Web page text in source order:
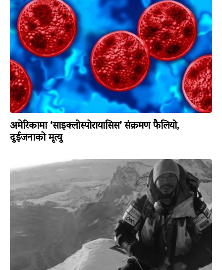
अमेरिकामा ‘साइक्लोस्पोरायासिस’ संक्रमण फैलियो,
दुईजनाको मृत्यु